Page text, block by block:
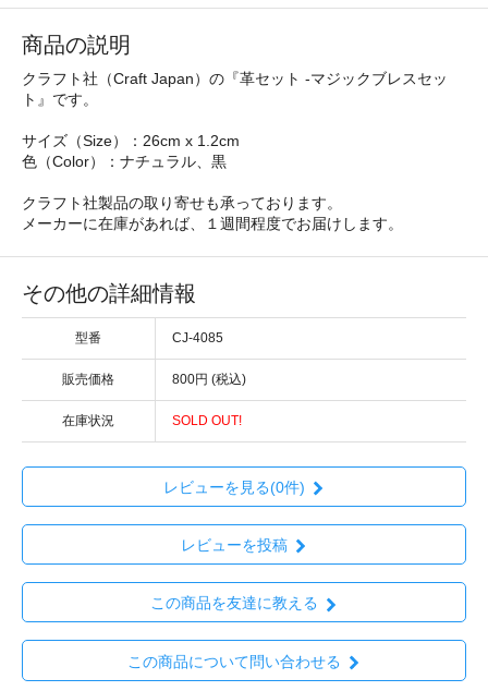
商品の説明
クラフト社（Craft Japan）の『革セット -マジックブレスセッ
ト』です。
サイズ（Size）：26cm x 1.2cm
色（Color）：ナチュラル、黒
クラフト社製品の取り寄せも承っております。
メーカーに在庫があれば、１週間程度でお届けします。
その他の詳細情報
型番 CJ-4085
販売価格 800円 (税込)
在庫状況 SOLD OUT!
レビューを見る(0件)
レビューを投稿
この商品を友達に教える
この商品について問い合わせる